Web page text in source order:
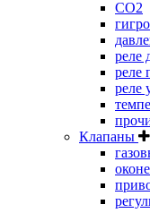
CO2
реле
реле
реле
Клапаны